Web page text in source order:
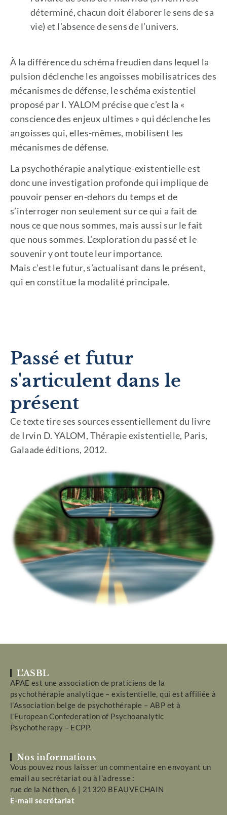
déterminé, chacun doit élaborer le sens de sa
vie) et l’absence de sens de l’univers.
À la différence du schéma freudien dans lequel la
pulsion déclenche les angoisses mobilisatrices des
mécanismes de défense, le schéma existentiel
proposé par I. YALOM précise que c’est la «
conscience des enjeux ultimes » qui déclenche les
angoisses qui, elles-mêmes, mobilisent les
mécanismes de défense.
La psychothérapie analytique-existentielle est
donc une investigation profonde qui implique de
pouvoir penser en-dehors du temps et de
s’interroger non seulement sur ce qui a fait de
nous ce que nous sommes, mais aussi sur le fait
que nous sommes. L’exploration du passé et le
souvenir y ont toute leur importance.
Mais c’est le futur, s’actualisant dans le présent,
qui en constitue la modalité principale.
Passé et futur
s'articulent dans le
présent
Ce texte tire ses sources essentiellement du livre
de Irvin D. YALOM, Thérapie existentielle, Paris,
Galaade éditions, 2012.
L'ASBL
APAE est une association de praticiens de la
psychothérapie analytique – existentielle, qui est affiliée à
l’Association belge de psychothérapie – ABP et à
l’European Confederation of Psychoanalytic
Psychotherapy – ECPP.
Nos informations
Vous pouvez nous laisser un commentaire en envoyant un
email au secrétariat ou à l’adresse :
rue de la Néthen, 6 | 21320 BEAUVECHAIN
E-mail secrétariat